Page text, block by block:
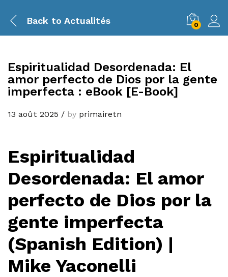
Back to Actualités 0
Espiritualidad Desordenada: El
amor perfecto de Dios por la gente
imperfecta : eBook [E-Book]
13 août 2025 / by primairetn
Espiritualidad
Desordenada: El amor
perfecto de Dios por la
gente imperfecta
(Spanish Edition) |
Mike Yaconelli